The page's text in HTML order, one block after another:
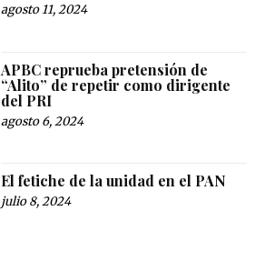
agosto 11, 2024
APBC reprueba pretensión de
“Alito” de repetir como dirigente
del PRI
agosto 6, 2024
El fetiche de la unidad en el PAN
julio 8, 2024